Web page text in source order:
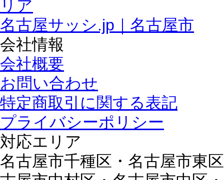
名古屋サッシ.jp｜名古屋市
会社情報
会社概要
お問い合わせ
特定商取引に関する表記
プライバシーポリシー
対応エリア
名古屋市千種区・名古屋市東